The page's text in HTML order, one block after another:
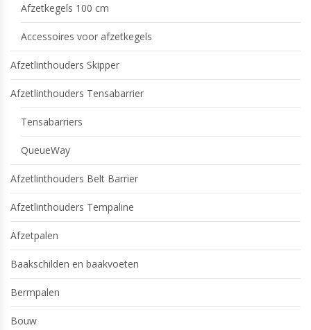
Afzetkegels 100 cm
Accessoires voor afzetkegels
Afzetlinthouders Skipper
Afzetlinthouders Tensabarrier
Tensabarriers
QueueWay
Afzetlinthouders Belt Barrier
Afzetlinthouders Tempaline
Afzetpalen
Baakschilden en baakvoeten
Bermpalen
Bouw